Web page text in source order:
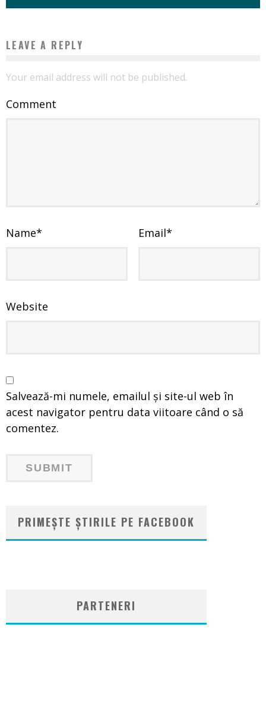
LEAVE A REPLY
Your email address will not be published.
Comment
Name* Email*
Website
Salvează-mi numele, emailul și site-ul web în
acest navigator pentru data viitoare când o să
comentez.
PRIMEȘTE ȘTIRILE PE FACEBOOK
PARTENERI